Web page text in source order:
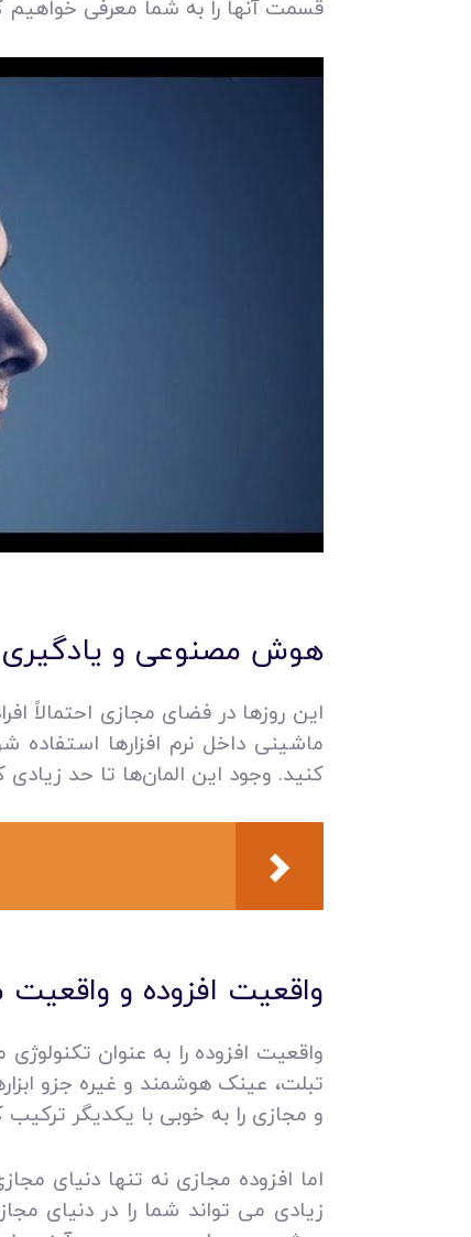
قسمت آنها را به شما معرفی خواهیم
هوش مصنوعی و
این روزها در فضای مجازی احتمالاً
ماشینی داخل نرم افزارها استفاده
کنید. وجود این المان‌ها تا حد
واقعیت افزوده و
واقعیت افزوده را به عنوان
تبلت، عینک هوشمند و غیره جزو
و مجازی را به خوبی با یکدیگر ترکیب
اما افزوده مجازی نه تنها دنیای
زیادی می تواند شما را در دنیای